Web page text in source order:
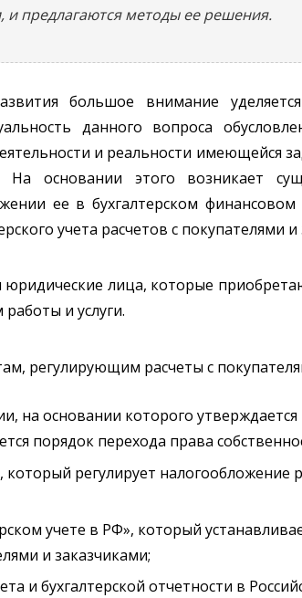
и предлагаются методы ее решения.
большое внимание
данного вопроса
и реальности имеющейся
основании этого возникает
ее в бухгалтерском
учета расчетов с покупателями
юридические лица, которые
и услуги.
регулирующим расчеты с
на основании которого
порядок перехода права
регулирует налогообложение
учете в РФ», который
и заказчиками;
и бухгалтерской отчетности в